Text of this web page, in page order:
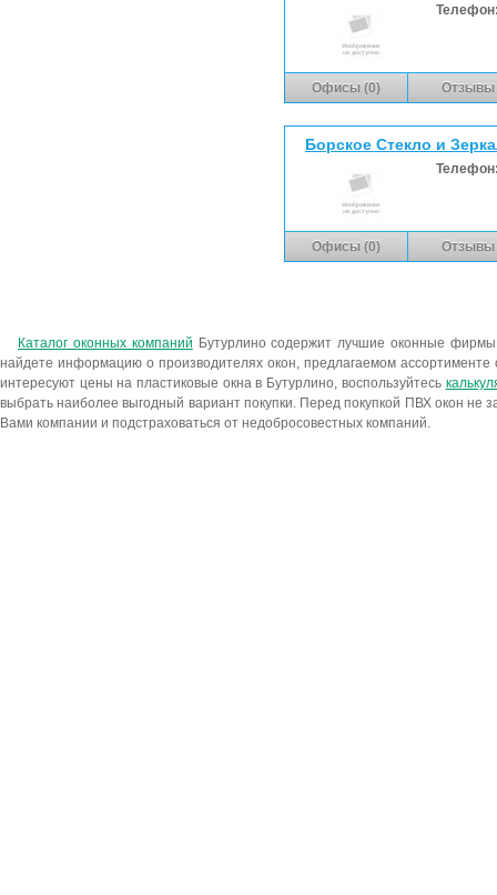
Офисы (0) Отзывы
Борское Стекло и
Офисы (0) Отзывы
Каталог оконных компаний Бутурлино содержит лучшие оконные
найдете информацию о производителях окон, предлагаемом
интересуют цены на пластиковые окна в Бутурлино, воспользуйтесь
выбрать наиболее выгодный вариант покупки. Перед покупкой ПВХ окон не
Вами компании и подстраховаться от недобросовестных компаний.